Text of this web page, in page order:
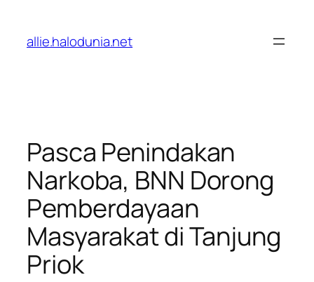
konten
allie.halodunia.net
Pasca Penindakan
Narkoba, BNN Dorong
Pemberdayaan
Masyarakat di Tanjung
Priok